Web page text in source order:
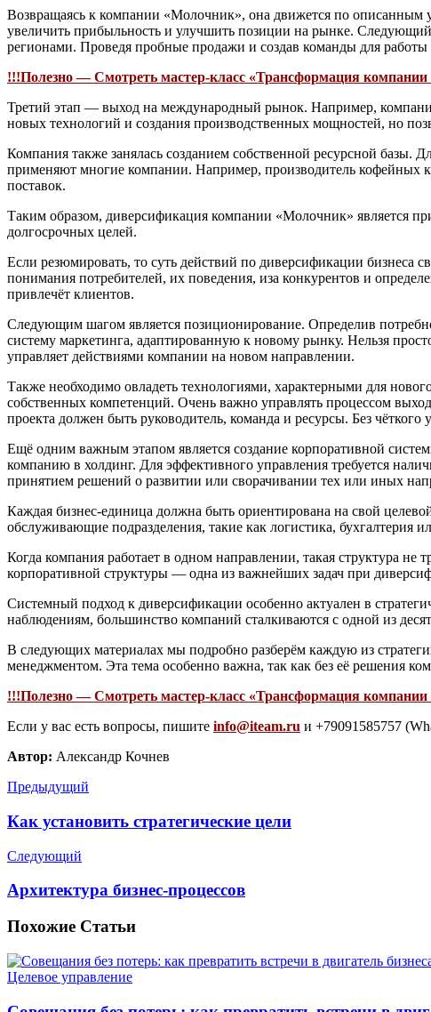
Возвращаясь к компании «Молочник», она движется по описанным
увеличить прибыльность и улучшить позиции на рынке.
регионами. Проведя пробные продажи и создав команды для
!!!Полезно — Смотреть мастер-класс «Трансформация компании
Третий этап — выход на международный рынок. Например,
новых технологий и создания производственных мощностей, но
Компания также занялась созданием собственной ресурсной
применяют многие компании. Например, производитель кофейных
поставок.
Таким образом, диверсификация компании «Молочник» является
долгосрочных целей.
Если резюмировать, то суть действий по диверсификации бизнеса
понимания потребителей, их поведения, иза конкурентов и
привлечёт клиентов.
Следующим шагом является позиционирование. Определив
систему маркетинга, адаптированную к новому рынку. Нельзя
управляет действиями компании на новом направлении.
Также необходимо овладеть технологиями, характерными для
собственных компетенций. Очень важно управлять процессом
проекта должен быть руководитель, команда и ресурсы. Без
Ещё одним важным этапом является создание корпоративной
компанию в холдинг. Для эффективного управления требуется
принятием решений о развитии или сворачивании тех или иных
Каждая бизнес-единица должна быть ориентирована на свой
обслуживающие подразделения, такие как логистика, бухгалтерия
Когда компания работает в одном направлении, такая структура не
корпоративной структуры — одна из важнейших задач при
Системный подход к диверсификации особенно актуален в
наблюдениям, большинство компаний сталкиваются с одной из
В следующих материалах мы подробно разберём каждую из
менеджментом. Эта тема особенно важна, так как без её решения
!!!Полезно — Смотреть мастер-класс «Трансформация компании
Если у вас есть вопросы, пишите info@iteam.ru и +79091585757
Автор: Александр Кочнев
Предыдущий
Как установить стратегические цели
Следующий
Архитектура бизнес-процессов
Похожие Статьи
Целевое управление